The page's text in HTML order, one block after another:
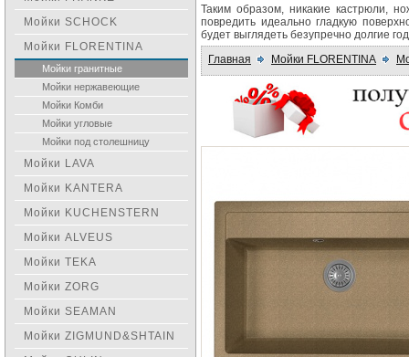
Таким образом, никакие кастрюли,
повредить идеально гладкую
будет выглядеть безупречно долгие
Главная
Мойки FLORENTINA
Мойки SCHOCK
Мойки FLORENTINA
Мойки гранитные
Мойки нержавеющие
Мойки Комби
Мойки угловые
Мойки под столешницу
Мойки LAVA
Мойки KANTERA
Мойки KUCHENSTERN
Мойки ALVEUS
Мойки TEKA
Мойки ZORG
Мойки SEAMAN
Мойки ZIGMUND&SHTAIN